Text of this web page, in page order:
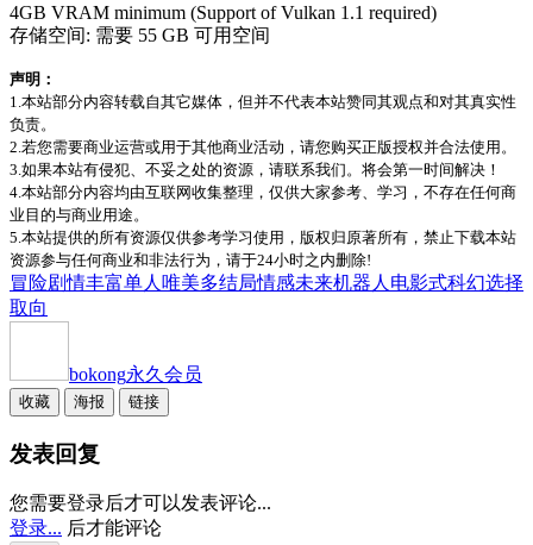
4GB VRAM minimum (Support of Vulkan 1.1 required)
存储空间: 需要 55 GB 可用空间
声明：
1.本站部分内容转载自其它媒体，但并不代表本站赞同其观点和对其真实性
负责。
2.若您需要商业运营或用于其他商业活动，请您购买正版授权并合法使用。
3.如果本站有侵犯、不妥之处的资源，请联系我们。将会第一时间解决！
4.本站部分内容均由互联网收集整理，仅供大家参考、学习，不存在任何商
业目的与商业用途。
5.本站提供的所有资源仅供参考学习使用，版权归原著所有，禁止下载本站
资源参与任何商业和非法行为，请于24小时之内删除!
冒险剧情丰富单人 唯美多结局情感未来机器人 电影式科幻选择
取向
bokong永久会员
收藏 海报 链接
发表回复
您需要登录后才可以发表评论...
登录... 后才能评论